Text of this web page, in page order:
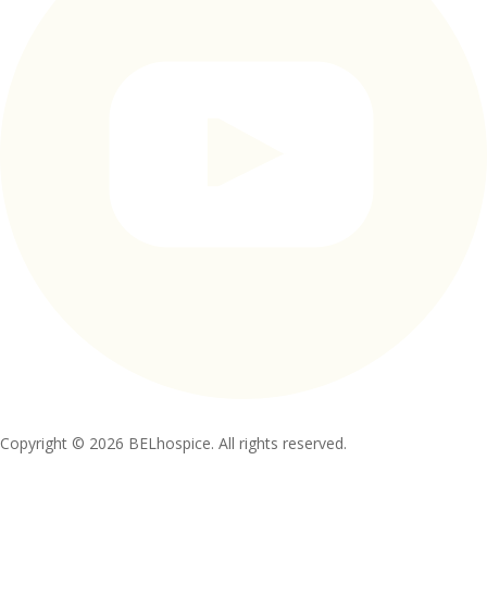
Copyright © 2026 BELhospice. All rights reserved.